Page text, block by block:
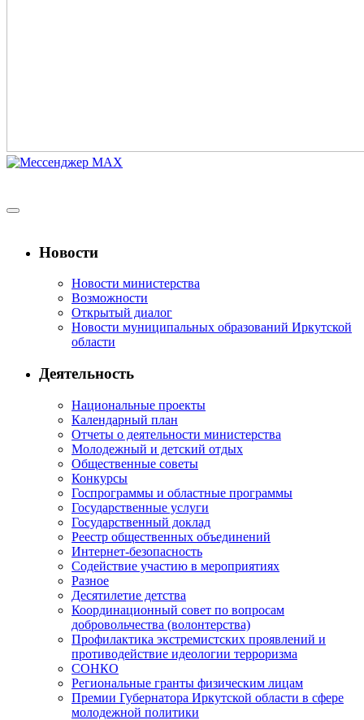
Новости
Новости министерства
Возможности
Открытый диалог
Новости муниципальных образований Иркутской
области
Деятельность
Национальные проекты
Календарный план
Отчеты о деятельности министерства
Молодежный и детский отдых
Общественные советы
Конкурсы
Госпрограммы и областные программы
Государственные услуги
Государственный доклад
Реестр общественных объединений
Интернет-безопасность
Содействие участию в мероприятиях
Разное
Десятилетие детства
Координационный совет по вопросам
добровольчества (волонтерства)
Профилактика экстремистских проявлений и
противодействие идеологии терроризма
СОНКО
Региональные гранты физическим лицам
Премии Губернатора Иркутской области в сфере
молодежной политики